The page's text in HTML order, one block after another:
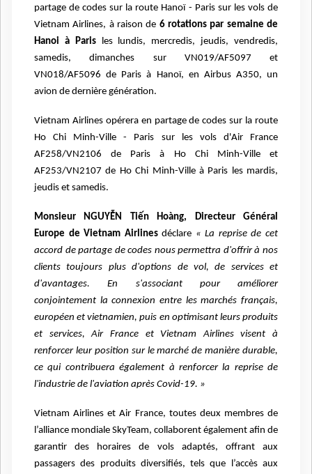
partage de codes sur la route Hanoï - Paris sur les vols de
Vietnam Airlines, à raison de 6 rotations par semaine de
Hanoi à Parisles lundis, mercredis, jeudis, vendredis,
samedis, dimanches sur VN019/AF5097 et
VN018/AF5096 de Paris à Hanoï, en Airbus A350, un
avion de dernière génération.
Vietnam Airlines opérera en partage de codes sur la route
Ho Chi Minh-Ville - Paris sur les vols d'Air France
AF258/VN2106 de Paris à Ho Chi Minh-Ville et
AF253/VN2107 de Ho Chi Minh-Ville à Paris les mardis,
jeudis et samedis.
Monsieur NGUYỄN Tiến Hoàng, Directeur Général
Europe de Vietnam Airlinesdéclare « La reprise de cet
accord de partage de codes nous permettra d'offrir à nos
clients toujours plus d'options de vol, de services et
d'avantages. En s'associant pour améliorer
conjointement la connexion entre les marchés français,
européen et vietnamien, puis en optimisant leurs produits
et services, Air France et Vietnam Airlines visent à
renforcer leur position sur le marché de manière durable,
ce qui contribuera également à renforcer la reprise de
l'industrie de l'aviation après Covid-19. »
Vietnam Airlines et Air France, toutes deux membres de
l’alliance mondiale SkyTeam, collaborent également afin de
garantir des horaires de vols adaptés, offrant aux
passagers des produits diversifiés, tels que l’accès aux